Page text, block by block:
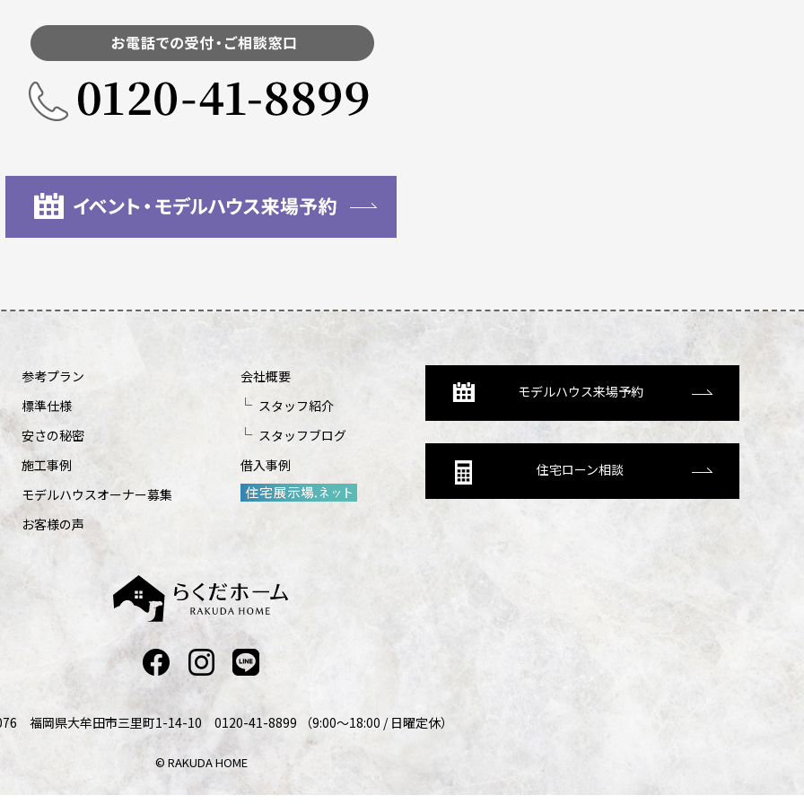
参考プラン
標準仕様
安さの秘密
施工事例
モデルハウスオーナー募集
お客様の声
会社概要
スタッフ紹介
スタッフブログ
借入事例
モデルハウス来場予約
住宅ローン相談
福岡県大牟田市三里町1-14-10 0120-41-8899 （9:00～18:00 / 日曜定休）
© RAKUDA HOME